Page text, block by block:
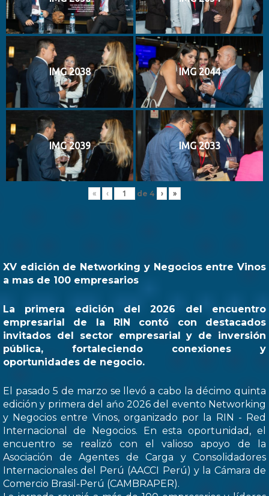
IMG 2038 IMG 2044
IMG 2039 IMG 2033
« ‹ de 4 › »
XV edición de Networking y Negocios entre Vinos
a mas de 100 empresarios
La primera edición del 2026 del encuentro
empresarial de la RIN contó con destacados
invitados del sector empresarial y de inversión
pública, fortaleciendo conexiones y
oportunidades de negocio.
El pasado 5 de marzo se llevó a cabo la décimo quinta
edición y primera del ańo 2026 del evento Networking
y Negocios entre Vinos, organizado por la RIN - Red
Internacional de Negocios. En esta oportunidad, el
encuentro se realizó con el valioso apoyo de la
Asociación de Agentes de Carga y Consolidadores
Internacionales del Perú (AACCI Perú) y la Cámara de
Comercio Brasil-Perú (CAMBRAPER).